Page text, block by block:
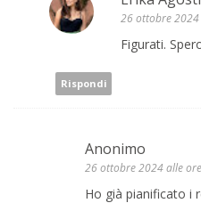
26 ottobre
Figurati.
Rispondi
Anonimo
26 ottobre 2024 alle
Ho già pianificato i